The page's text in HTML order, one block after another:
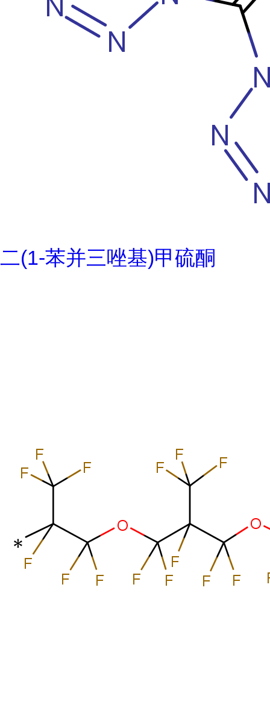
二(1-苯并三唑基)甲硫酮